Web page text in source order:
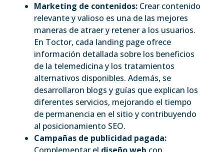
Marketing de contenidos: Crear contenido
relevante y valioso es una de las mejores
maneras de atraer y retener a los usuarios.
En Toctor, cada landing page ofrece
información detallada sobre los beneficios
de la telemedicina y los tratamientos
alternativos disponibles. Además, se
desarrollaron blogs y guías que explican los
diferentes servicios, mejorando el tiempo
de permanencia en el sitio y contribuyendo
al posicionamiento SEO.
Campañas de publicidad pagada: